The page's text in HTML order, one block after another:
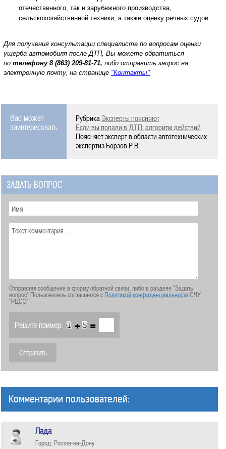
отечественного, так и зарубежного производства,
сельскохозяйственной техники, а также оценку речных судов.
Для получения консультации специалиста по вопросам оценки
ущерба автомобиля после ДТП, Вы можете обратиться
по телефону 8 (863) 209-81-71, либо отправить запрос на
электронную почту, на странице "Контакты"
Вас может
заинтересовать
РубрикаЭксперты поясняют
Если вы попали в ДТП: алгоритм действий
Поясняет эксперт в области автотехнических
экспертиз Борзов Р.В.
ЗАДАТЬ ВОПРОС
Отправляя сообщение в форму обратной связи, либо в разделе "Задать
вопрос" Пользователь соглашается сПолитикой конфиденциальностиСЧУ
"РЦСЭ"
Решите пример: + =
Комментарии пользователей:
Лада
Город: Ростов-на-Дону